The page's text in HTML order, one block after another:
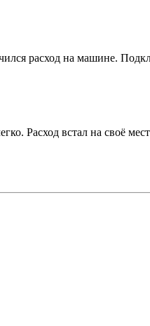
расход на машине.
Расход встал на своё